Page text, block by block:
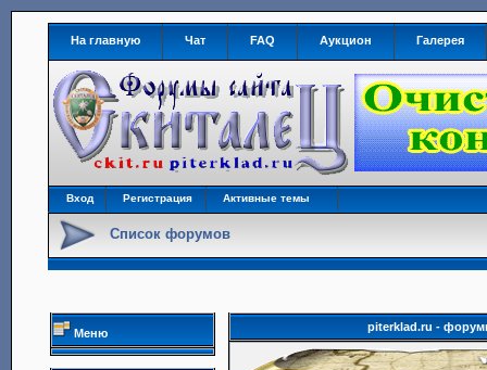
На главную Чат FAQ Аукцион Галерея
Вход Регистрация Активные темы
Список форумов
Меню piterklad.ru -